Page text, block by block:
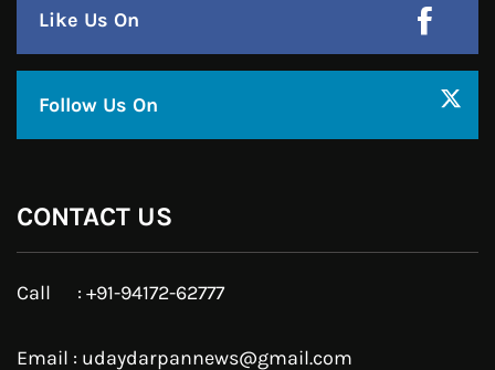
Instagram
JOIN US
Like Us On